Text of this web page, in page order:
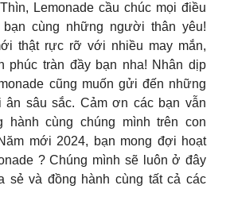
Lemonade cầu chúc mọi điều
cùng những người thân yêu!
thật rực rỡ với nhiều may mắn,
phúc tràn đầy bạn nha! Nhân dịp
cũng muốn gửi đến những
ân sâu sắc. Cảm ơn các bạn vẫn
hành cùng chúng mình trên con
mới 2024, bạn mong đợi hoạt
? Chúng mình sẽ luôn ở đây
sẻ và đồng hành cùng tất cả các